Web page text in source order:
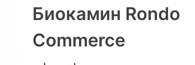
Биокамин Rondo
Commerce